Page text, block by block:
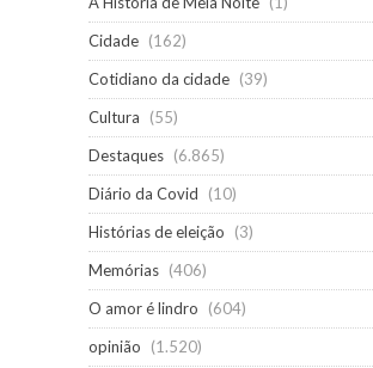
Cidade (162)
Cotidiano da cidade (39)
Cultura
(55)
Destaques (6.865)
Diário da Covid
(10)
Histórias de eleição
(3)
Memórias (406)
O amor é lindro
(604)
opinião
(1.520)